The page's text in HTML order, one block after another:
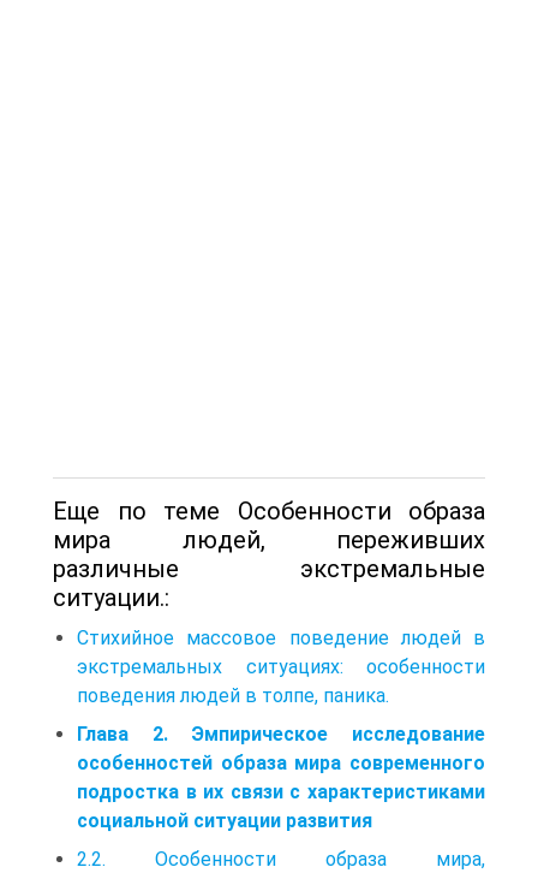
Еще по теме Особенности образа
мира людей, переживших
различные экстремальные
ситуации.:
Стихийное массовое поведение людей в
экстремальных ситуациях: особенности
поведения людей в толпе, паника.
Глава 2. Эмпирическое исследование
особенностей образа мира современного
подростка в их связи с характеристиками
социальной ситуации развития
2.2. Особенности образа мира,